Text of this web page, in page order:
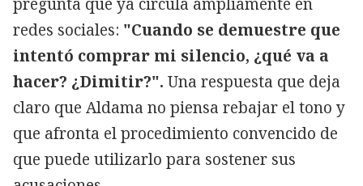
redes sociales: "Cuando se demuestre que
intentó comprar mi silencio, ¿qué va a
hacer? ¿Dimitir?". Una respuesta que deja
claro que Aldama no piensa rebajar el tono y
que afronta el procedimiento convencido de
que puede utilizarlo para sostener sus